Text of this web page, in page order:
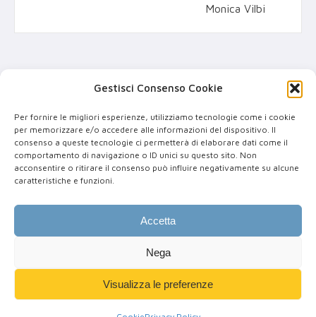
Gestisci Consenso Cookie
Per fornire le migliori esperienze, utilizziamo tecnologie come i cookie
per memorizzare e/o accedere alle informazioni del dispositivo. Il
consenso a queste tecnologie ci permetterà di elaborare dati come il
comportamento di navigazione o ID unici su questo sito. Non
acconsentire o ritirare il consenso può influire negativamente su alcune
caratteristiche e funzioni.
Accetta
Nega
Visualizza le preferenze
Monica Vilbi
P.IVA: IT 03578270922
PEC: stefano.demontis@pec.tsrm-pstrp.org
Privacy|